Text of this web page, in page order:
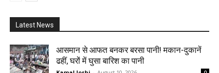
Latest News
आसमान से आफत बनकर बरसा पानी! मकान-दुकानें
ढहीं, घरों में घुसा बारिश का पानी